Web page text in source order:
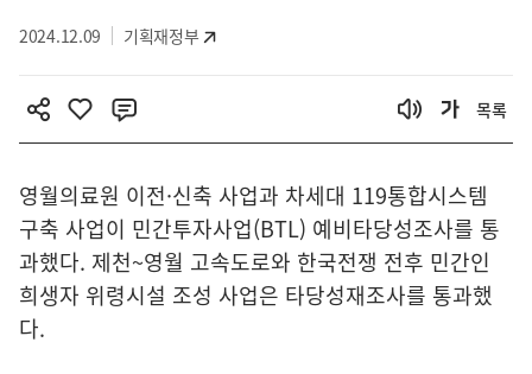
2024.12.09 기획재정부
목록
영월의료원 이전·신축 사업과 차세대 119통합시스템
구축 사업이 민간투자사업(BTL) 예비타당성조사를 통
과했다. 제천~영월 고속도로와 한국전쟁 전후 민간인
희생자 위령시설 조성 사업은 타당성재조사를 통과했
다.